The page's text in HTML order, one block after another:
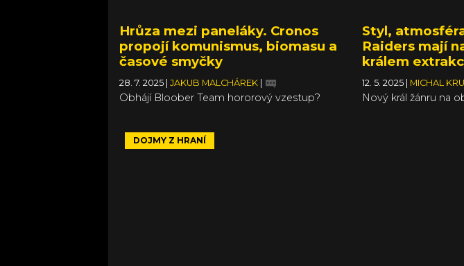
Hrůza mezi paneláky. Cronos
propojí komunismus, biomasu a
časové smyčky
28. 7. 2025 JAKUB MALCHÁREK
Obhájí Bloober Team hororový vzestup?
Styl,
Raiders mají
králem
12. 5. 2025 MICHAL
Nový král žánru na
DOJMY Z HRANÍ